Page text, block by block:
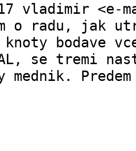
vladimir <e-
o radu, jak
bodave
se tremi
mednik.